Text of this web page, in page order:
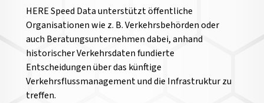
HERE Speed Data unterstützt öffentliche
Organisationen wie z. B. Verkehrsbehörden oder
auch Beratungsunternehmen dabei, anhand
historischer Verkehrsdaten fundierte
Entscheidungen über das künftige
Verkehrsflussmanagement und die Infrastruktur zu
treffen.